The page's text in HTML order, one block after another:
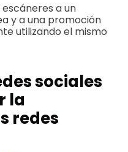
a un
y a una promoción
utilizando el mismo
sociales
la
redes